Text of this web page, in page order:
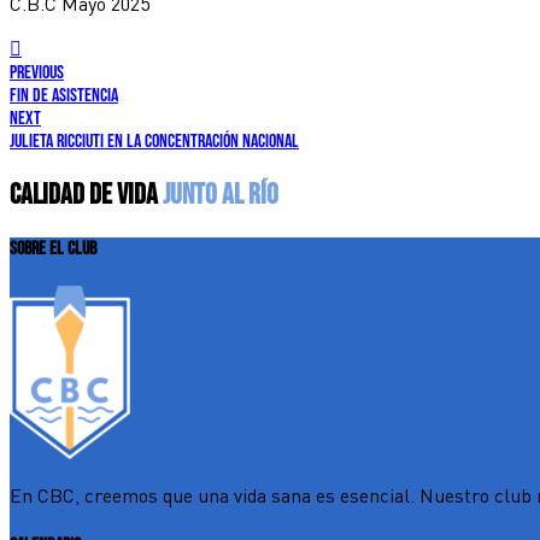
previous
FIN DE ASISTENCIA
next
Julieta Ricciuti en la concentración nacional
CALIDAD DE VIDAJUNTO AL RÍO
SOBRE EL CLUB
En CBC, creemos que una vida sana es esencial. Nuestro